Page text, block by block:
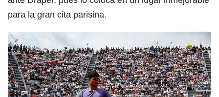
para la gran cita parisina.